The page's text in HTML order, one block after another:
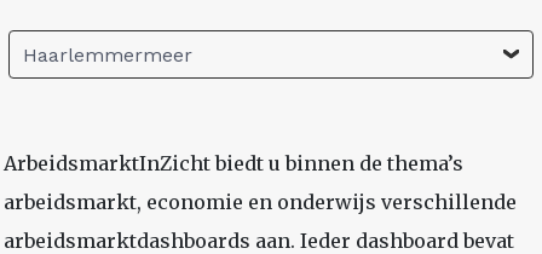
Haarlemmermeer
ArbeidsmarktInZicht biedt u binnen de thema’s
arbeidsmarkt, economie en onderwijs verschillende
arbeidsmarktdashboards aan. Ieder dashboard bevat